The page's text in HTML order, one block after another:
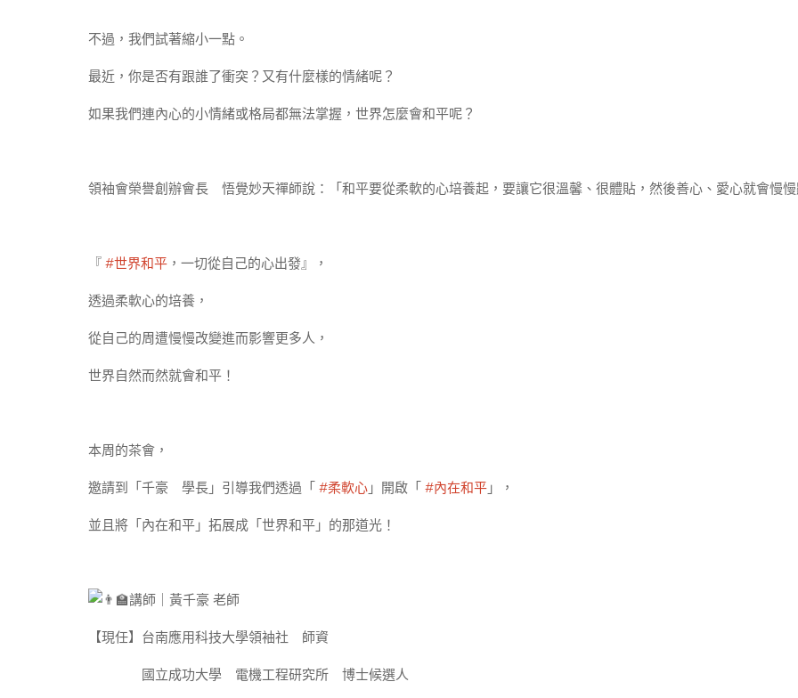
不過，我們試著縮小一點。
最近，你是否有跟誰了衝突？又有什麼樣的情緒呢？
如果我們連內心的小情緒或格局都無法掌握，世界怎麼會和平呢？
領袖會榮譽創辦會長 悟覺妙天禪師說：「和平要從柔軟的心培養起，要讓它很溫馨、很體貼，然後善心、愛心就會慢
『 #世界和平，一切從自己的心出發』，
透過柔軟心的培養，
從自己的周遭慢慢改變進而影響更多人，
世界自然而然就會和平！
本周的茶會，
邀請到「千豪 學長」引導我們透過「 #柔軟心」開啟「 #內在和平」，
並且將「內在和平」拓展成「世界和平」的那道光！
講師｜黃千豪 老師
【現任】台南應用科技大學領袖社 師資
國立成功大學 電機工程研究所 博士候選人